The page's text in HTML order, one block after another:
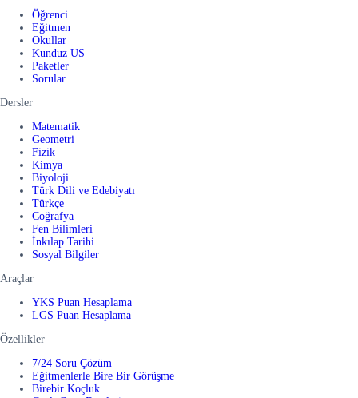
Öğrenci
Eğitmen
Okullar
Kunduz US
Paketler
Sorular
Dersler
Matematik
Geometri
Fizik
Kimya
Biyoloji
Türk Dili ve Edebiyatı
Türkçe
Coğrafya
Fen Bilimleri
İnkılap Tarihi
Sosyal Bilgiler
Araçlar
YKS Puan Hesaplama
LGS Puan Hesaplama
Özellikler
7/24 Soru Çözüm
Eğitmenlerle Bire Bir Görüşme
Birebir Koçluk